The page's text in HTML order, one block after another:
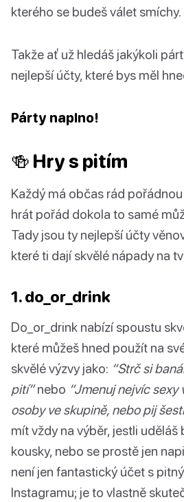
kterého se budeš válet smíchy.
Takže ať už hledáš jakýkoli
nejlepší účty, které bys měl
Párty naplno!
🍻 Hry s pitím
Každý má občas rád
hrát pořád dokola to samé
Tady jsou ty nejlepší účty
které ti dají skvělé nápady na
1. do_or_drink
Do_or_drink nabízí spoustu
které můžeš hned použít na
skvělé výzvy jako: “Strč si
pití”nebo “Jmenuj nejvíc
osoby ve skupině, nebo pij
mít vždy na výběr, jestli uděláš
kousky, nebo se prostě jen
není jen fantastický účet s
Instagramu; je to vlastně